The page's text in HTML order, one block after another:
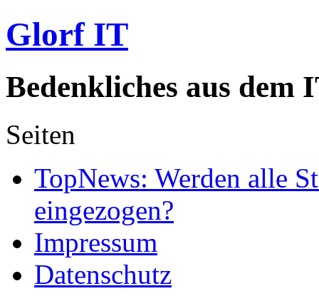
Glorf IT
Bedenkliches aus dem
Seiten
TopNews: Werden alle
eingezogen?
Impressum
Datenschutz